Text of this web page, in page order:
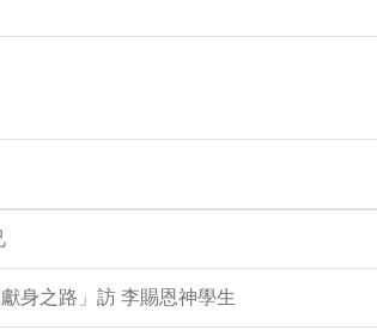
身之路」訪 李賜恩神學生